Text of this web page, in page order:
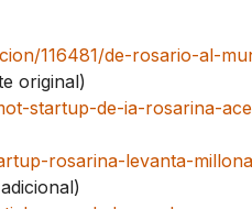
116481/de-rosario-al-
original)
startup-de-ia-rosarina-
rosarina-levanta-